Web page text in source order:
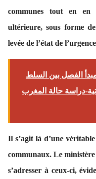
communes tout en
ultérieure, sous forme
levée de l’état de
الفصل بين السلط
دراسة حالة المغرب
Il s’agit là d’une
communaux. Le
s’adresser à ceux-ci,